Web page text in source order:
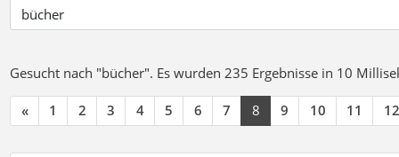
Gesucht nach "bücher". Es wurden 235 Ergebnisse in 10
« 1 2 3 4 5 6 7 8 9 10 11 12